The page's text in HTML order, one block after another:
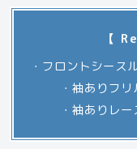
【
・フロントシース
・袖ありフ
・袖ありレ